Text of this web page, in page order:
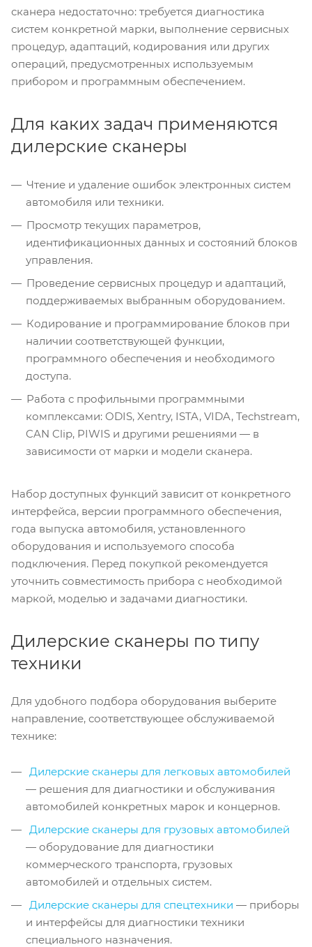
сканера недостаточно: требуется диагностика
систем конкретной марки, выполнение сервисных
процедур, адаптаций, кодирования или других
операций, предусмотренных используемым
прибором и программным обеспечением.
Для каких задач применяются
дилерские сканеры
Чтение и удаление ошибок электронных систем
автомобиля или техники.
Просмотр текущих параметров,
идентификационных данных и состояний блоков
управления.
Проведение сервисных процедур и адаптаций,
поддерживаемых выбранным оборудованием.
Кодирование и программирование блоков при
наличии соответствующей функции,
программного обеспечения и необходимого
доступа.
Работа с профильными программными
комплексами: ODIS, Xentry, ISTA, VIDA, Techstream,
CAN Clip, PIWIS и другими решениями — в
зависимости от марки и модели сканера.
Набор доступных функций зависит от конкретного
интерфейса, версии программного обеспечения,
года выпуска автомобиля, установленного
оборудования и используемого способа
подключения. Перед покупкой рекомендуется
уточнить совместимость прибора с необходимой
маркой, моделью и задачами диагностики.
Дилерские сканеры по типу
техники
Для удобного подбора оборудования выберите
направление, соответствующее обслуживаемой
технике:
Дилерские сканеры для легковых автомобилей
— решения для диагностики и обслуживания
автомобилей конкретных марок и концернов.
Дилерские сканеры для грузовых автомобилей
— оборудование для диагностики
коммерческого транспорта, грузовых
автомобилей и отдельных систем.
Дилерские сканеры для спецтехники — приборы
и интерфейсы для диагностики техники
специального назначения.